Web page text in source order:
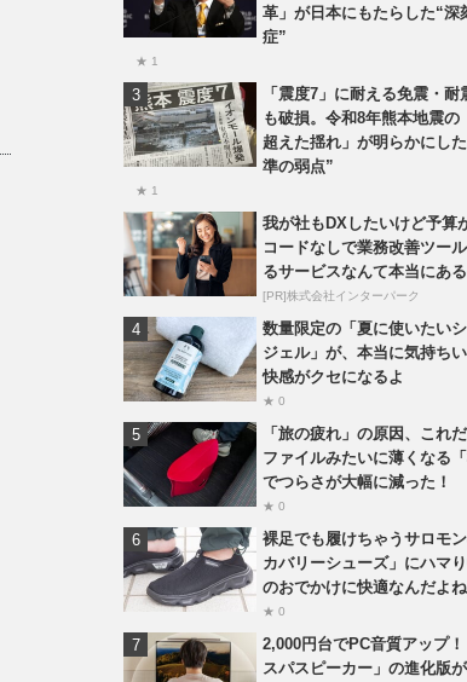
革」が日本にもたらした“深
症”
★ 1
「震度7」に耐える免震・耐
も破損。令和8年熊本地震の
超えた揺れ」が明らかにし
準の弱点”
★ 1
我が社もDXしたいけど予算
コードなしで業務改善ツー
るサービスなんて本当にあ
[PR]株式会社インターパーク
数量限定の「夏に使いたい
ジェル」が、本当に気持ち
快感がクセになるよ
★ 0
「旅の疲れ」の原因、これだ
ファイルみたいに薄くなる「
でつらさが大幅に減った！
★ 0
裸足でも履けちゃうサロモ
カバリーシューズ」にハマ
のおでかけに快適なんだよ
★ 0
2,000円台でPC音質アップ！
スパスピーカー」の進化版